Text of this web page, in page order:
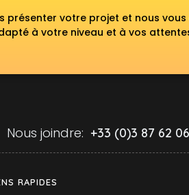
présenter votre projet et nous
à votre niveau et à vos
Nous joindre: +33 (0)3 87 62
RAPIDES